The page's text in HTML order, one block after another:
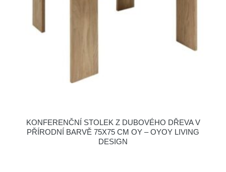
KONFERENČNÍ STOLEK Z DUBOVÉHO DŘEVA V
PŘÍRODNÍ BARVĚ 75X75 CM OY – OYOY LIVING
DESIGN